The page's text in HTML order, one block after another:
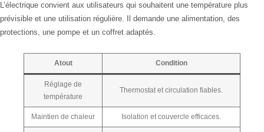
L’électrique convient aux utilisateurs qui souhaitent une température plus
prévisible et une utilisation régulière. Il demande une alimentation, des
protections, une pompe et un coffret adaptés.
Atout Condition
Réglage de
température
Thermostat et circulation fiables.
Maintien de chaleur Isolation et couvercle efficaces.